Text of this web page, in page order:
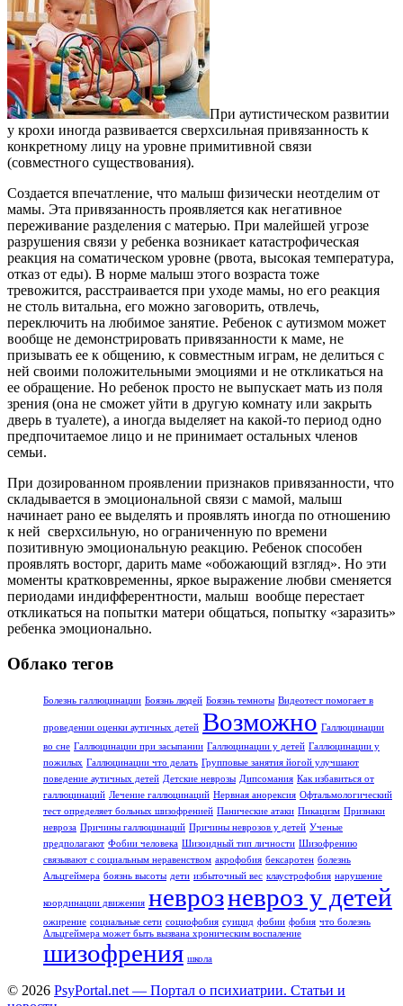
При аутистическом развитии
у крохи иногда развивается сверхсильная привязанность к
конкретному лицу на уровне примитивной связи
(совместного существования).
Создается впечатление, что малыш физически неотделим от
мамы. Эта привязанность проявляется как негативное
переживание разделения с матерью. При малейшей угрозе
разрушения связи у ребенка возникает катастрофическая
реакция на соматическом уровне (рвота, высокая температура,
отказ от еды). В норме малыш этого возраста тоже
тревожится, расстраивается при уходе мамы, но его реакция
не столь витальна, его можно заговорить, отвлечь,
переключить на любимое занятие. Ребенок с аутизмом может
вообще не демонстрировать привязанности к маме, не
призывать ее к общению, к совместным играм, не делиться с
ней своими положительными эмоциями и не откликаться на
ее обращение. Но ребенок просто не выпускает мать из поля
зрения (она не сможет уйти в другую комнату или закрыть
дверь в туалете), а иногда выделяет на какой-то период одно
предпочитаемое лицо и не принимает остальных членов
семьи.
При дозированном проявлении признаков привязанности, что
складывается в эмоциональной связи с мамой, малыш
начинает рано ее выделять и проявлять иногда по отношению
к ней сверхсильную, но ограниченную по времени
позитивную эмоциональную реакцию. Ребенок способен
проявлять восторг, дарить маме «обожающий взгляд». Но эти
моменты кратковременны, яркое выражение любви сменяется
периодами индифферентности, малыш вообще перестает
откликаться на попытки матери общаться, попытку «заразить»
ребенка эмоционально.
Облако тегов
Болезнь галлюцинации Боязнь людей Боязнь темноты Видеотест помогает в
проведении оценки аутичных детей Возможно Галлюцинации
во сне Галлюцинации при засыпании Галлюцинации у детей Галлюцинации у
пожилых Галлюцинации что делать Групповые занятия йогой улучшают
поведение аутичных детей Детские неврозы Дипсомания Как избавиться от
галлюцинаций Лечение галлюцинаций Нервная анорексия Офтальмологический
тест определяет больных шизофренией Панические атаки Пикацизм Признаки
невроза Причины галлюцинаций Причины неврозов у детей Ученые
предполагают Фобии человека Шизоидный тип личности Шизофрению
связывают с социальным неравенством акрофобия бексаротен болезнь
Альцгеймера боязнь высоты дети избыточный вес клаустрофобия нарушение
координации движения неврозневроз у детей
ожирение социальные сети социофобия суицид фобии фобия что болезнь
Альцгеймера может быть вызвана хроническим воспаление
шизофрения школа
© 2026 PsyPortal.net — Портал о психиатрии. Статьи и